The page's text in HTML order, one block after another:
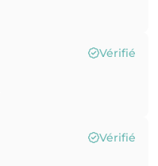
Vérifié
Vérifié